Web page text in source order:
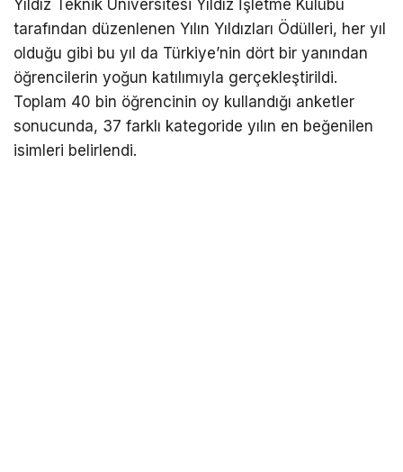
Yıldız Teknik Üniversitesi Yıldız İşletme Kulübü
tarafından düzenlenen Yılın Yıldızları Ödülleri, her yıl
olduğu gibi bu yıl da Türkiye’nin dört bir yanından
öğrencilerin yoğun katılımıyla gerçekleştirildi.
Toplam 40 bin öğrencinin oy kullandığı anketler
sonucunda, 37 farklı kategoride yılın en beğenilen
isimleri belirlendi.